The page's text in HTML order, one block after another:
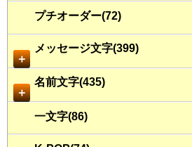
プチオーダー(72)
＋
メッセージ文字(399)
＋
名前文字(435)
一文字(86)